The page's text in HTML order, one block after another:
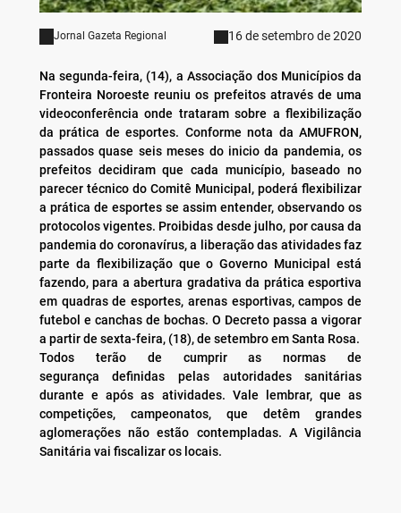
Jornal Gazeta Regional 16 de setembro de 2020
Na segunda-feira, (14), a Associação dos Municípios da
Fronteira Noroeste reuniu os prefeitos através de uma
videoconferência onde trataram sobre a flexibilização
da prática de esportes. Conforme nota da AMUFRON,
passados quase seis meses do inicio da pandemia, os
prefeitos decidiram que cada município, baseado no
parecer técnico do Comitê Municipal, poderá flexibilizar
a prática de esportes se assim entender, observando os
protocolos vigentes. Proibidas desde julho, por causa da
pandemia do coronavírus, a liberação das atividades faz
parte da flexibilização que o Governo Municipal está
fazendo, para a abertura gradativa da prática esportiva
em quadras de esportes, arenas esportivas, campos de
futebol e canchas de bochas. O Decreto passa a vigorar
a partir de sexta-feira, (18), de setembro em Santa Rosa.
Todos terão de cumprir as normas de
segurança definidas pelas autoridades sanitárias
durante e após as atividades. Vale lembrar, que as
competições, campeonatos, que detêm grandes
aglomerações não estão contempladas. A Vigilância
Sanitária vai fiscalizar os locais.